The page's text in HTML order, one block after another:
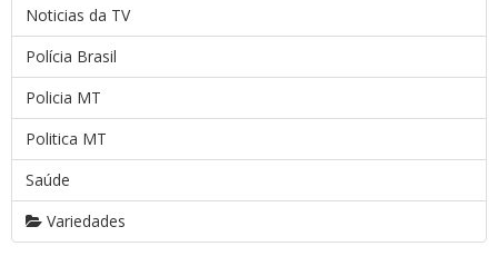
Noticias da TV
Polícia Brasil
Policia MT
Politica MT
Saúde
Variedades